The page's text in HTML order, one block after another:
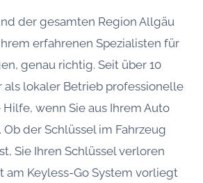
der gesamten Region Allgäu
erfahrenen Spezialisten für
genau richtig. Seit über 10
als lokaler Betrieb professionelle
wenn Sie aus Ihrem Auto
der Schlüssel im Fahrzeug
Sie Ihren Schlüssel verloren
am Keyless-Go System vorliegt